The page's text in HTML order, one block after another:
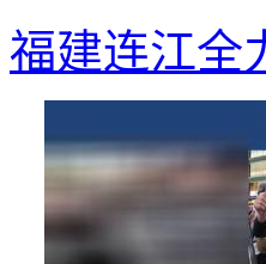
福建连江全